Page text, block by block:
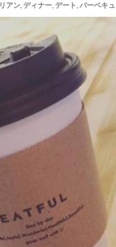
アン, ディナー, デート, バーベキ